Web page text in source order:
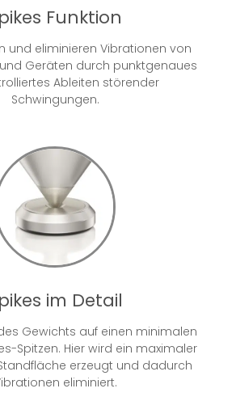
Funktion
und eliminieren Vibrationen von
Geräten durch punktgenaues
Ableiten störender
Schwingungen.
im Detail
Gewichts auf einen minimalen
Spitzen. Hier wird ein maximaler
erzeugt und dadurch
eliminiert.